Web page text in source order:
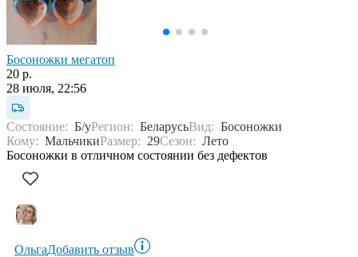
Босоножки мегатоп
20 р.
28 июля, 22:56
Состояние: Б/уРегион: БеларусьВид: Босоножки
Кому: МальчикиРазмер: 29Сезон: Лето
Босоножки в отличном состоянии без дефектов
ОльгаДобавить отзыв